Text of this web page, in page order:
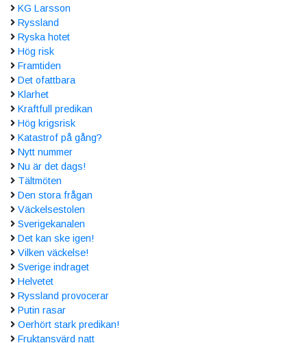
KG Larsson
Ryssland
Ryska hotet
Hög risk
Framtiden
Det ofattbara
Klarhet
Kraftfull predikan
Hög krigsrisk
Katastrof på gång?
Nytt nummer
Nu är det dags!
Tältmöten
Den stora frågan
Väckelsestolen
Sverigekanalen
Det kan ske igen!
Vilken väckelse!
Sverige indraget
Helvetet
Ryssland provocerar
Putin rasar
Oerhört stark predikan!
Fruktansvärd natt